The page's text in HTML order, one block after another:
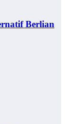
Berlian